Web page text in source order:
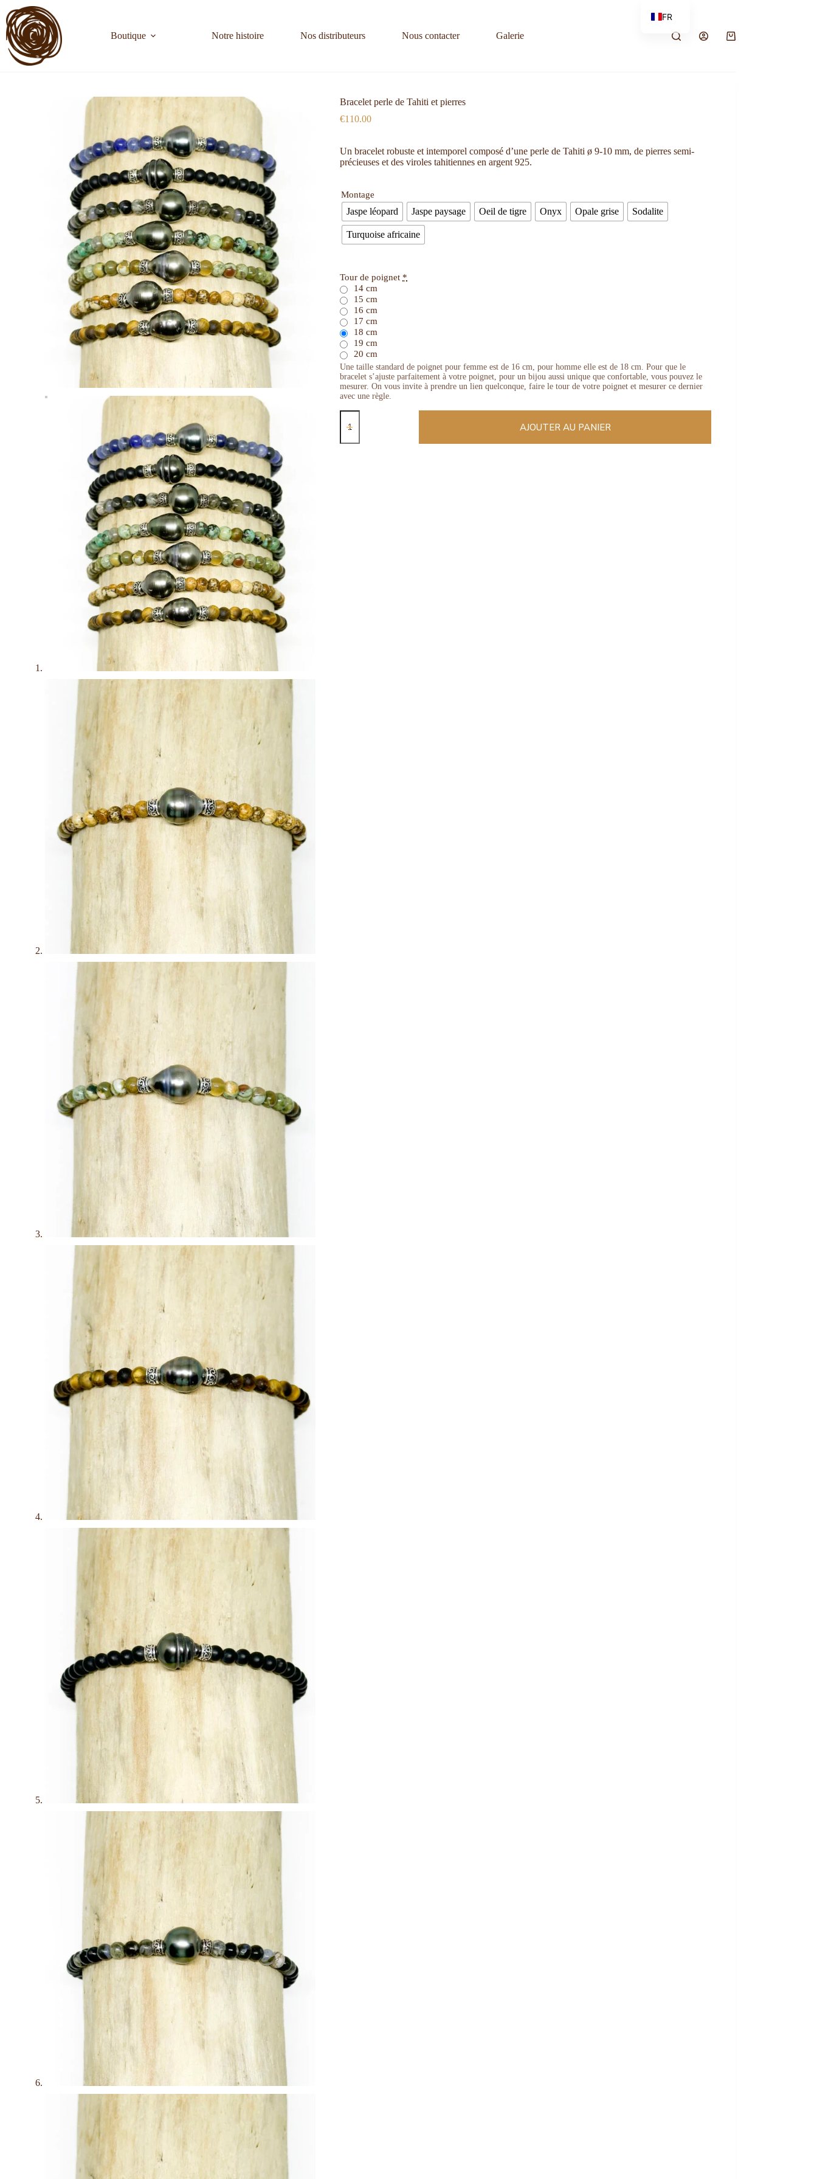
Boutique Notre histoire Nos distributeurs Nous contacter Galerie
Bracelet perle de Tahiti et pierres
€110.00
Un bracelet robuste et intemporel composé d’une perle de Tahiti ø 9-10 mm, de pierres semi-
précieuses et des viroles tahitiennes en argent 925.
Montage
Jaspe léopard Jaspe paysage Oeil de tigre Onyx Opale grise Sodalite
Turquoise africaine
Tour de poignet *
14 cm
15 cm
16 cm
17 cm
18 cm
19 cm
20 cm
Une taille standard de poignet pour femme est de 16 cm, pour homme elle est de 18 cm. Pour que le
bracelet s’ajuste parfaitement à votre poignet, pour un bijou aussi unique que confortable, vous pouvez le
mesurer. On vous invite à prendre un lien quelconque, faire le tour de votre poignet et mesurer ce dernier
avec une règle.
AJOUTER AU PANIER
FR
EN